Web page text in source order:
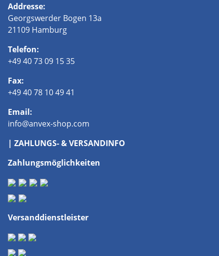
Addresse:
Georgswerder Bogen 13a
21109 Hamburg
Telefon:
+49 40 73 09 15 35
Fax:
+49 40 78 10 49 41
Email:
info@anvex-shop.com
| ZAHLUNGS- & VERSANDINFO
Zahlungsmöglichkeiten
Versanddienstleister